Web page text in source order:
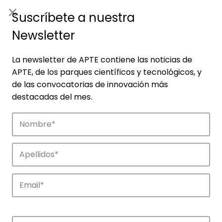
Empresas
Descubre las empresas que impulsan la
innovación en los parques de APTE.
Suscríbete a nuestra
Newsletter
La newsletter de APTE contiene las noticias de
APTE, de los parques científicos y tecnológicos, y
de las convocatorias de innovación más
destacadas del mes.